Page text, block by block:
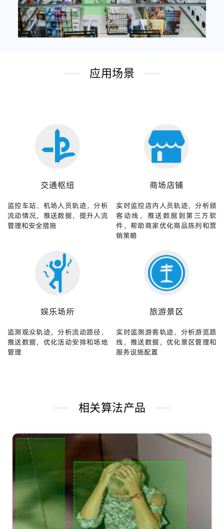
应用场景
交通枢纽
监控车站、机场人员轨迹，分析
流动情况，推送数据，提升人流
管理和安全措施
商场店铺
实时监控店内人员轨迹，分析顾
客动线，推送数据到第三方软
件，帮助商家优化商品陈列和营
销策略
娱乐场所
监测观众轨迹，分析流动路径，
推送数据，优化活动安排和场地
管理
旅游景区
实时监测游客轨迹，分析游览路
线，推送数据，优化景区管理和
服务设施配置
相关算法产品